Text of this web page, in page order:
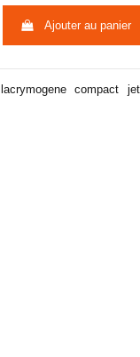
Ajouter au panier
lacrymogene compact jet